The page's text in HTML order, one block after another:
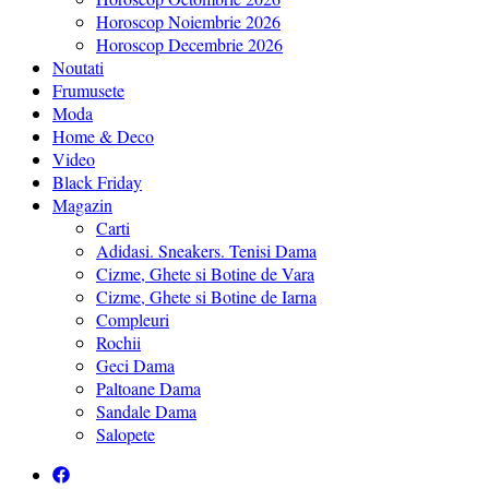
Horoscop Noiembrie 2026
Horoscop Decembrie 2026
Noutati
Frumusete
Moda
Home & Deco
Video
Black Friday
Magazin
Carti
Adidasi. Sneakers. Tenisi Dama
Cizme, Ghete si Botine de Vara
Cizme, Ghete si Botine de Iarna
Compleuri
Rochii
Geci Dama
Paltoane Dama
Sandale Dama
Salopete